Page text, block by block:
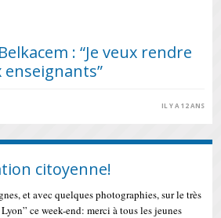
: “Je veux rendre
IL Y A 12 ANS
citoyenne!
et avec quelques photographies, sur le très
ce week-end: merci à tous les jeunes